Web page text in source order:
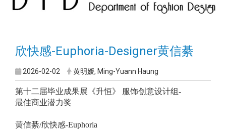
欣快感-Euphoria-Designer黄信綦
2026-02-02 黄明媛, Ming-Yuann Haung
第十二届毕业成果展《升恒》 服饰创意设计组-
最佳商业潜力奖
黄信綦/欣快感-Euphoria